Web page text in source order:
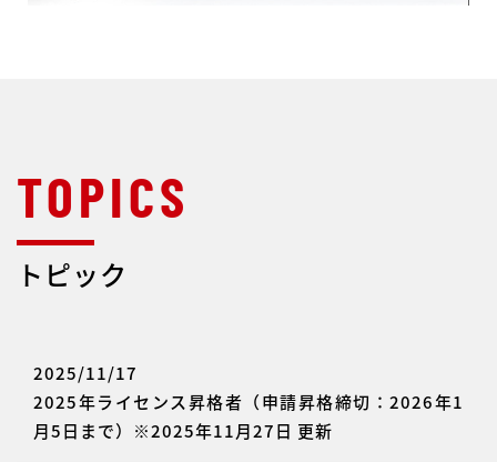
トピック
2025/11/17
2025年ライセンス昇格者（申請昇格締切：2026年1
月5日まで）※2025年11月27日 更新